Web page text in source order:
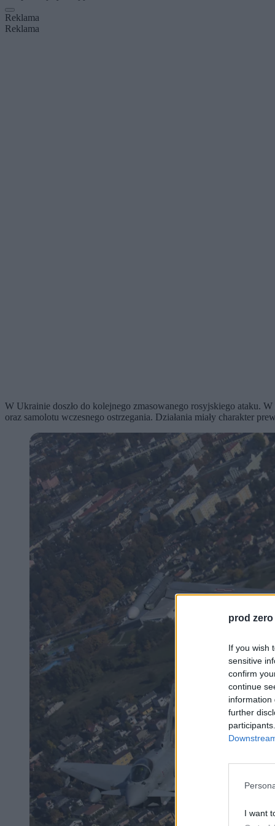
prod zero
If you wish
sensitive
confirm
continue
information
further
I want
Reklama
Reklama
W Ukrainie doszło do kolejnego zmasowanego rosyjskiego ataku.
oraz samolotu wczesnego ostrzegania. Działania miały charakter